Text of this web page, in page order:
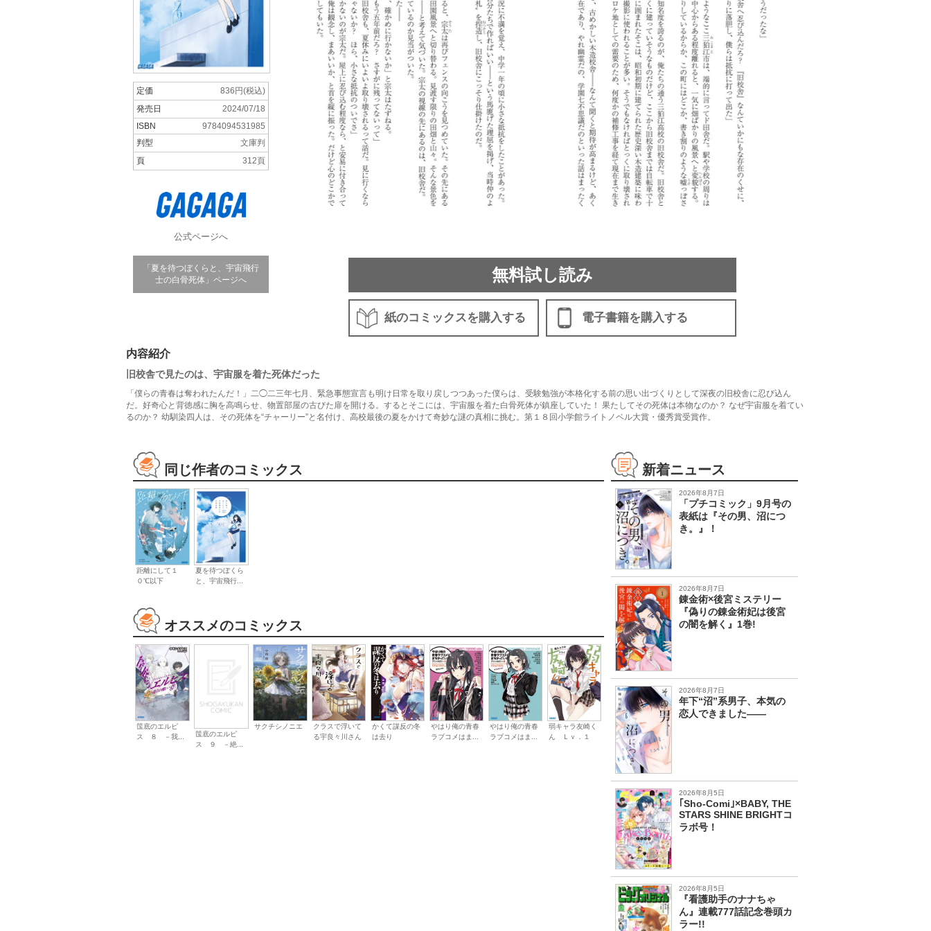
定価
836円(税込)
発売日
2024/07/18
ISBN
9784094531985
判型
文庫判
頁
312頁
公式ページへ
「夏を待つぼくらと、宇宙飛行
士の白骨死体」ページへ
無料試し読み
紙のコミックスを購入する 電子書籍を購入する
内容紹介
旧校舎で見たのは、宇宙服を着た死体だった
「僕らの青春は奪われたんだ！」二◯二三年七月、緊急事態宣言も明け日常を取り戻しつつあった僕らは、受験勉強が本格化する前の思い出づくりとして深夜の旧校舎に忍び込ん
だ。好奇心と背徳感に胸を高鳴らせ、物置部屋の古びた扉を開ける。するとそこには、宇宙服を着た白骨死体が鎮座していた！ 果たしてその死体は本物なのか？ なぜ宇宙服を着てい
るのか？ 幼馴染四人は、その死体を“チャーリー”と名付け、高校最後の夏をかけて奇妙な謎の真相に挑む。第１８回小学館ライトノベル大賞・優秀賞受賞作。
同じ作者のコミックス
距離にして１
０℃以下
夏を待つぼくら
と、宇宙飛行...
オススメのコミックス
筺底のエルピ
ス ８ －我...
筺底のエルピ
ス ９ －絶...
サクチシノニエ
クラスで浮いて
る宇良々川さん
かくて謀反の冬
は去り
やはり俺の青春
ラブコメはま...
やはり俺の青春
ラブコメはま...
弱キャラ友崎く
ん Ｌｖ．１
新着ニュース
2026年8月7日
「プチコミック」9月号の
表紙は『その男、沼につ
き。』！
2026年8月7日
錬金術×後宮ミステリー
『偽りの錬金術妃は後宮
の闇を解く』1巻!
2026年8月7日
年下“沼”系男子、本気の
恋人できました――
2026年8月5日
｢Sho-Comi｣×BABY, THE
STARS SHINE BRIGHTコ
ラボ号！
2026年8月5日
『看護助手のナナちゃ
ん』連載777話記念巻頭カ
ラー!!